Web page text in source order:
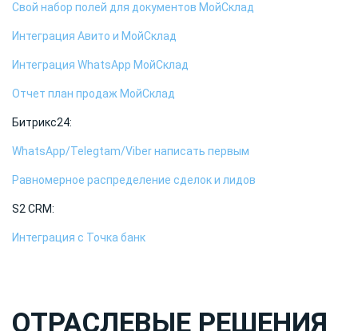
Свой набор полей для документов МойСклад
Интеграция Авито и МойСклад
Интеграция WhatsApp МойСклад
Отчет план продаж МойСклад
Битрикс24:
WhatsApp/Telegtam/Viber написать первым
Равномерное распределение сделок и лидов
S2 CRM:
Интеграция с Точка банк
ОТРАСЛЕВЫЕ РЕШЕНИЯ